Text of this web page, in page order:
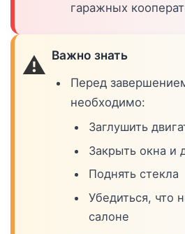
гаражных
⚠️ Важно знать
Перед
необходимо:
Заглушить
Закрыть окна и
Поднять стекла
Убедиться, что
салоне